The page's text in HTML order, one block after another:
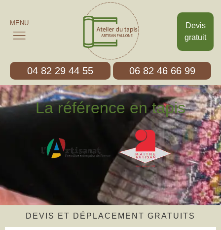
Devis
gratuit
MENU
04 82 29 44 55 06 82 46 66 99
La référence en tapis
DEVIS ET DÉPLACEMENT GRATUITS